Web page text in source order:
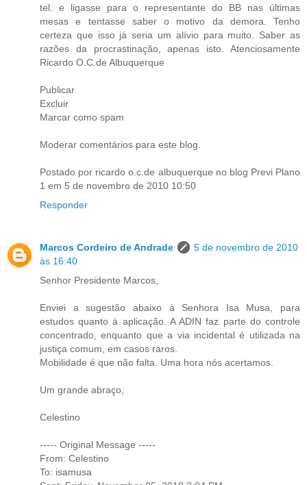
tel. e ligasse para o representante do BB nas últimas
mesas e tentasse saber o motivo da demora. Tenho
certeza que isso já seria um alívio para muito. Saber as
razões da procrastinação, apenas isto. Atenciosamente
Ricardo O.C.de Albuquerque
Publicar
Excluir
Marcar como spam
Moderar comentários para este blog.
Postado por ricardo o.c.de albuquerque no blog Previ Plano
1 em 5 de novembro de 2010 10:50
Responder
Marcos Cordeiro de Andrade
5 de novembro de 2010
às 16:40
Senhor Presidente Marcos,
Enviei a sugestão abaixo à Senhora Isa Musa, para
estudos quanto à aplicação. A ADIN faz parte do controle
concentrado, enquanto que a via incidental é utilizada na
justiça comum, em casos raros.
Mobilidade é que não falta. Uma hora nós acertamos.
Um grande abraço,
Celestino
----- Original Message -----
From: Celestino
To: isamusa